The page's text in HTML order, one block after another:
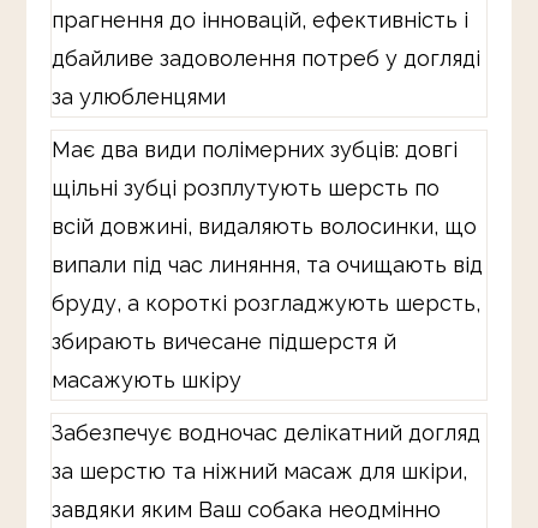
прагнення до інновацій, ефективність і
дбайливе задоволення потреб у догляді
за улюбленцями
Має два види полімерних зубців: довгі
щільні зубці розплутують шерсть по
всій довжині, видаляють волосинки, що
випали під час линяння, та очищають від
бруду, а короткі розгладжують шерсть,
збирають вичесане підшерстя й
масажують шкіру
Забезпечує водночас делікатний догляд
за шерстю та ніжний масаж для шкіри,
завдяки яким Ваш собака неодмінно